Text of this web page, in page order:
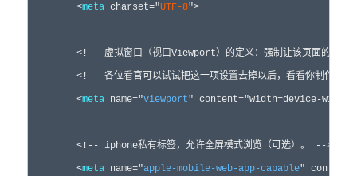
<meta charset="UTF-8">
<!-- 虚拟窗口（视口Viewport）的定义：强制让该页面的宽
<!-- 各位看官可以试试把这一项设置去掉以后，看看你制作的
<meta name="viewport" content="width=device-
<!-- iphone私有标签，允许全屏模式浏览（可选）。 -->
<meta name="apple-mobile-web-app-capable" content